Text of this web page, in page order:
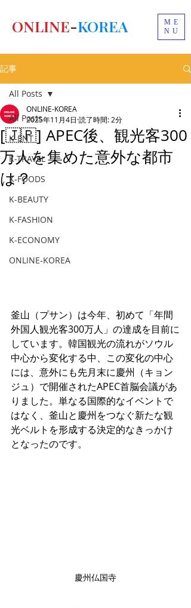
ME
NU
ONLINE-KOREA
記事
All Posts
K-ENT
K-TRAVEL
K-FOODS
K-BEAUTY
K-FASHION
K-ECONOMY
ONLINE-KOREA
All Posts
[🇯🇵] APEC後、観光客300
万人を集めた意外な都市
は？
ONLINE-KOREA
2025年11月4日 読了時間: 2分
釜山（プサン）は今年、初めて「年間
外国人観光客300万人」の達成を目前に
しています。韓国観光の流れがソウル
中心から変化する中、この変化の中心
には、意外にも先月末に慶州（キョン
ジュ）で開催されたAPEC首脳会議があ
りました。単なる国際的なイベントで
はなく、釜山と慶州をつなぐ新たな観
光ベルトを形成する決定的なきっかけ
となったのです。
慶州仏国寺